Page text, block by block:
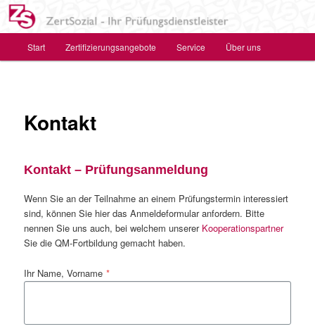
Zum
primären
Inhalt
springenZertSozial GmbH – Ihr
Das Zertifizierungs- und Prüfungsinstitut für
Soziales, Gesundheit und Bildung
Hauptmenü
Start Zertifizierungsangebote Service Über uns
Kontakt
Kontakt – Prüfungsanmeldung
Wenn Sie an der Teilnahme an einem Prüfungstermin interessiert
sind, können Sie hier das Anmeldeformular anfordern. Bitte
nennen Sie uns auch, bei welchem unserer Kooperationspartner
Sie die QM-Fortbildung gemacht haben.
Ihr Name, Vorname *